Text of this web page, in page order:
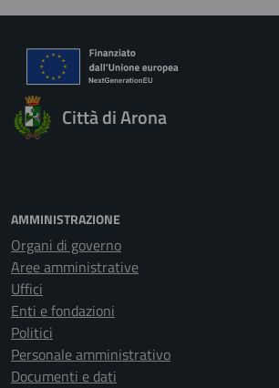
Città di Arona
AMMINISTRAZIONE
Organi di governo
Aree amministrative
Uffici
Enti e fondazioni
Politici
Personale amministrativo
Documenti e dati